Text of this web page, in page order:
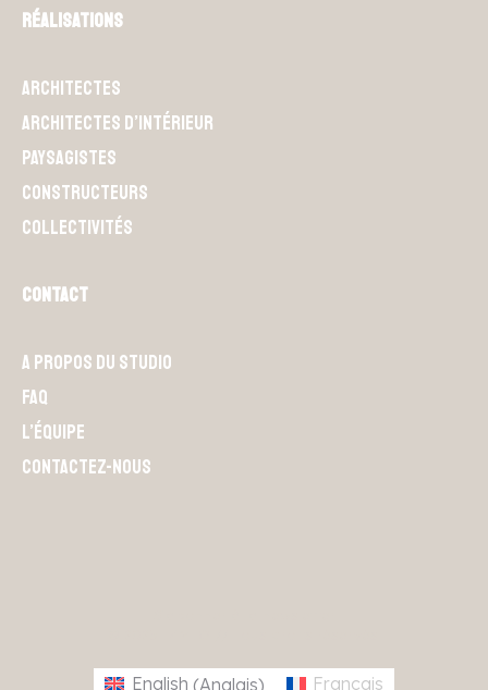
Réalisations
Architectes
Architectes d’intérieur
Paysagistes
Constructeurs
Collectivités
Contact
A propos du Studio
FAQ
L’équipe
Contactez-nous
English (Anglais) Français